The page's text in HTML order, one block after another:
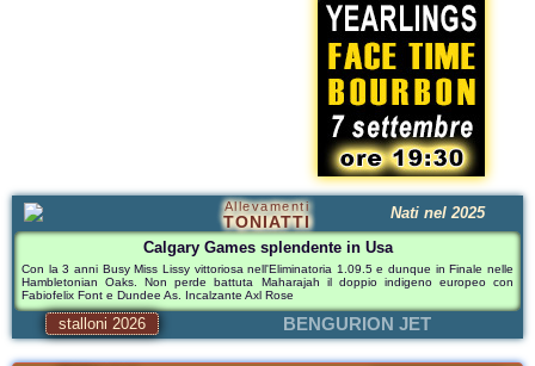
Allevamenti
TONIATTI
Nati nel 2025
Calgary Games splendente in Usa
Con la 3 anni Busy Miss Lissy vittoriosa nell'Eliminatoria 1.09.5 e dunque in Finale nelle
Hambletonian Oaks. Non perde battuta Maharajah il doppio indigeno europeo con
Fabiofelix Font e Dundee As. Incalzante Axl Rose
stalloni 2026 BENGURION JET